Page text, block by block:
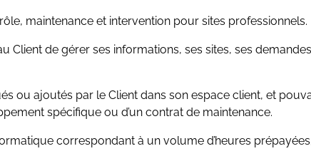
maintenance et intervention pour sites professionnels.
Client de gérer ses informations, ses sites, ses
ou ajoutés par le Client dans son espace client, et
spécifique ou d’un contrat de maintenance.
correspondant à un volume d’heures